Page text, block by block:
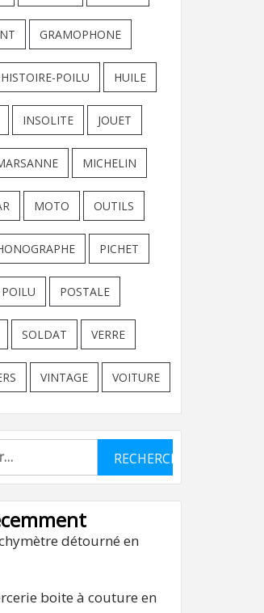
GRAMOPHONE
HISTOIRE-POILU HUILE
INSOLITE JOUET
MICHELIN
MOTO OUTILS
PICHET
POILU POSTALE
SOLDAT VERRE
VINTAGE VOITURE
détourné en
boite à couture en